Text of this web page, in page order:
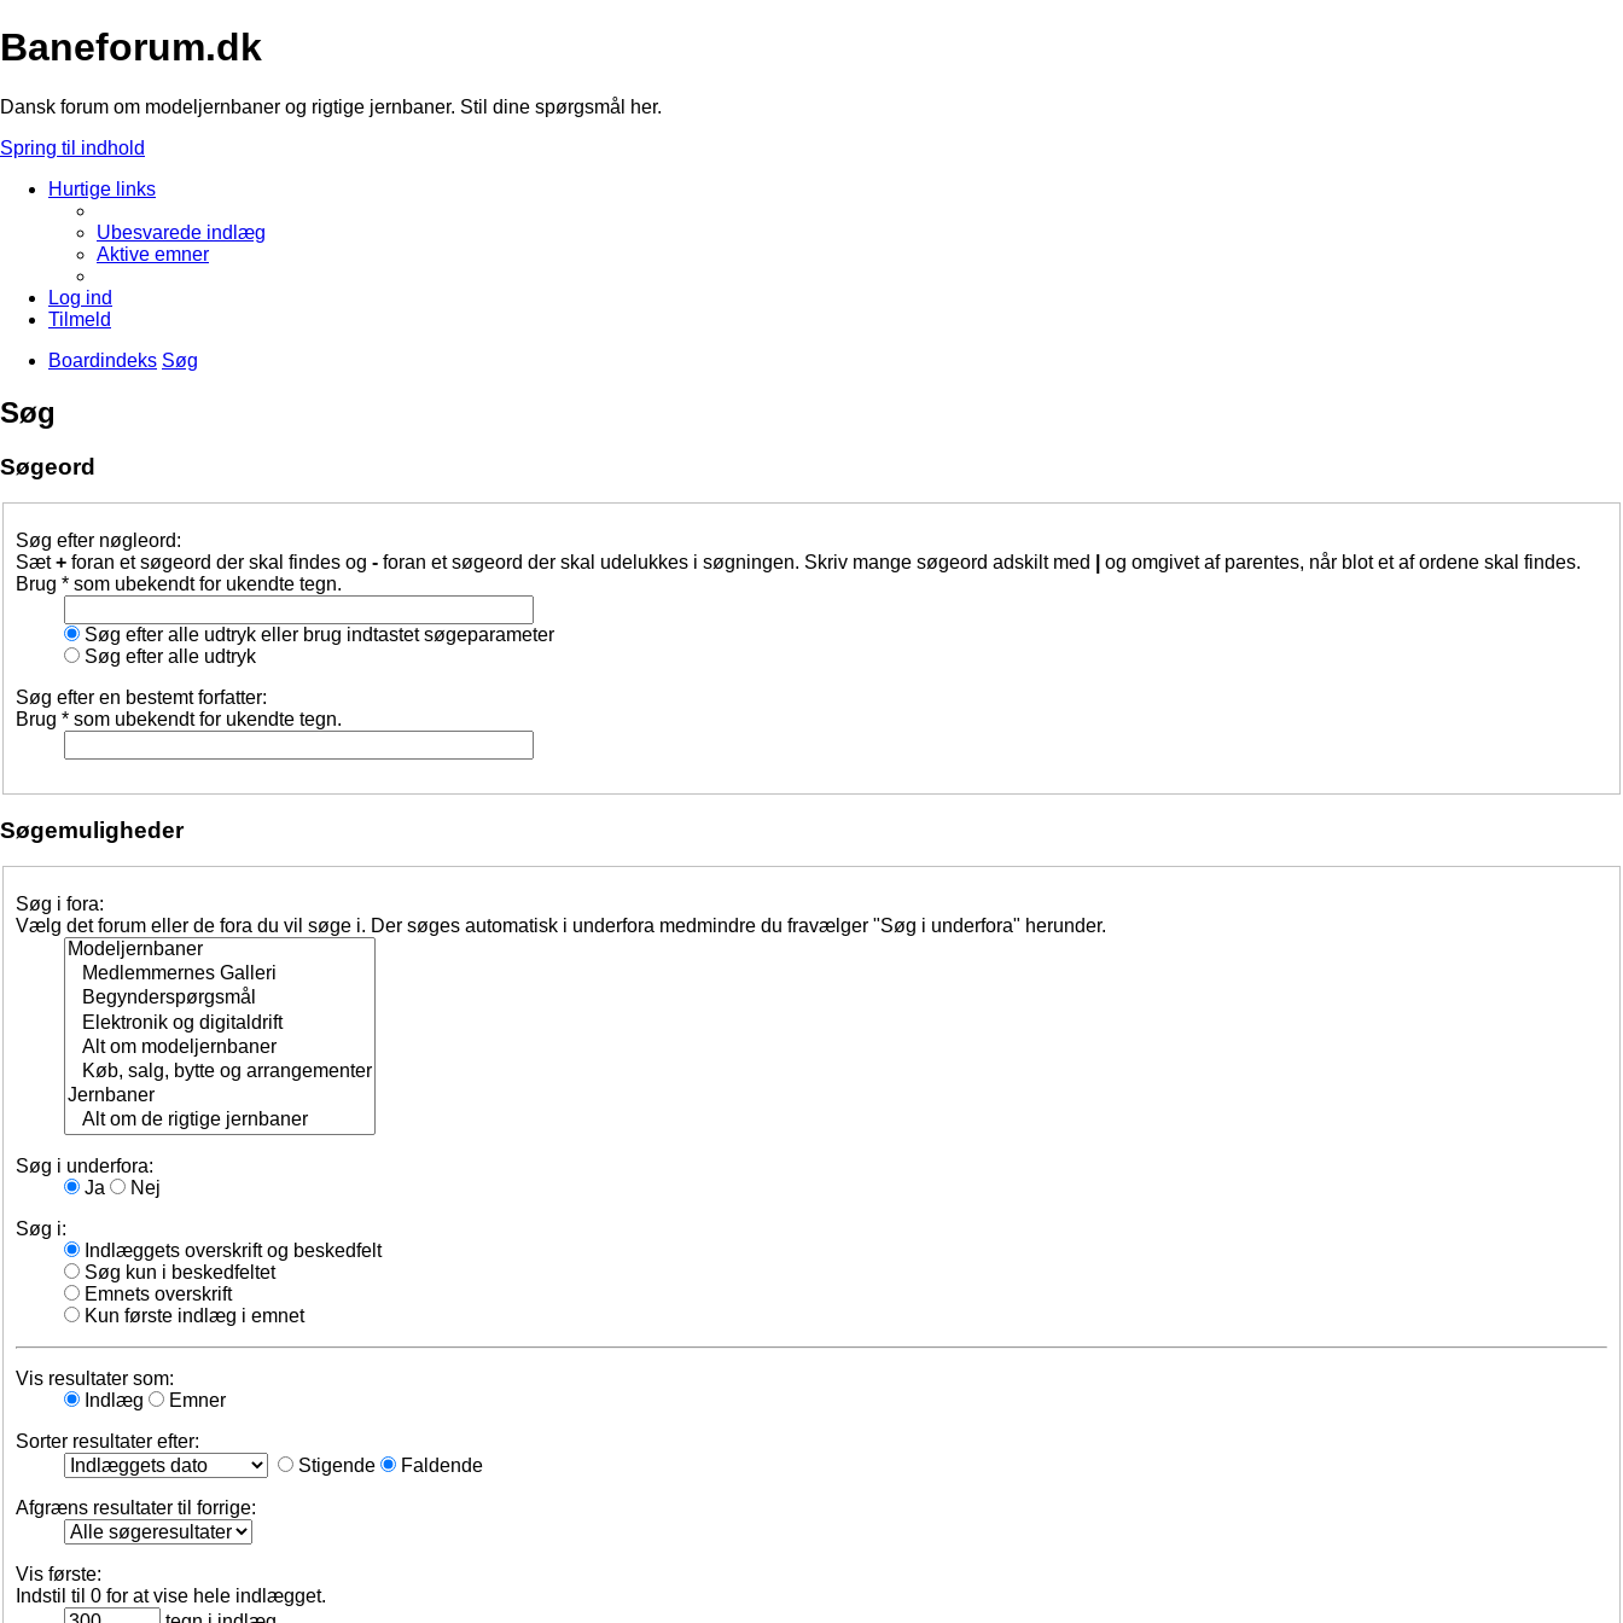
Baneforum.dk
Dansk forum om modeljernbaner og rigtige jernbaner. Stil dine spørgsmål her.
Spring til indhold
Hurtige links
Ubesvarede indlæg
Aktive emner
Log ind
Tilmeld
Boardindeks Søg
Søg
Søgeord
Søg efter nøgleord:
Sæt+ foran et søgeord der skal findes og - foran et søgeord der skal udelukkes i søgningen. Skriv mange søgeord adskilt med
og omgivet af parentes, når blot et af ordene skal findes.
Brug * som ubekendt for ukendte tegn.
Søg efter alle udtryk eller brug indtastet søgeparameter
Søg efter alle udtryk
Søg efter en bestemt forfatter:
Brug * som ubekendt for ukendte tegn.
Søgemuligheder
Søg i fora:
Vælg det forum eller de fora du vil søge i. Der søges automatisk i underfora medmindre du fravælger "Søg i underfora" herunder.
Søg i underfora:
Ja
Nej
Søg i:
Indlæggets overskrift og beskedfelt
Søg kun i beskedfeltet
Emnets overskrift
Kun første indlæg i emnet
Vis resultater som:
Indlæg
Emner
Sorter resultater efter:
Stigende
Faldende
Afgræns resultater til forrige:
Vis første:
Indstil til 0 for at vise hele indlægget.